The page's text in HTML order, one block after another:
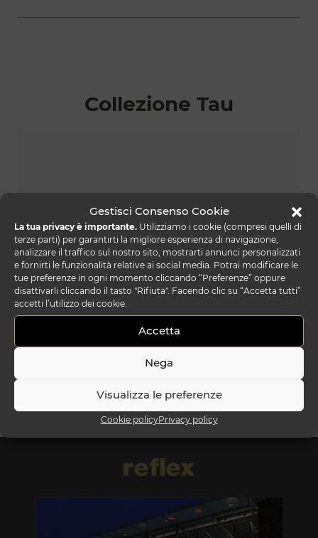
Gestisci Consenso Cookie
La tua privacy è importante. Utilizziamo i cookie (compresi quelli di
terze parti) per garantirti la migliore esperienza di navigazione,
analizzare il traffico sul nostro sito, mostrarti annunci personalizzati
e fornirti le funzionalità relative ai social media. Potrai modificare le
tue preferenze in ogni momento cliccando “Preferenze” oppure
disattivarli cliccando il tasto "Rifiuta". Facendo clic su “Accetta tutti”
accetti l’utilizzo dei cookie.
Accetta
Nega
Visualizza le preferenze
Cookie policyPrivacy policy
Collezione Tau